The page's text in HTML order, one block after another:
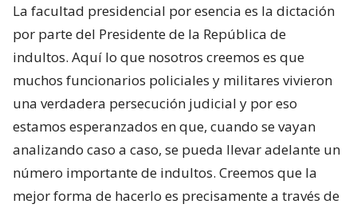
La facultad presidencial por esencia es la dictación
por parte del Presidente de la República de
indultos. Aquí lo que nosotros creemos es que
muchos funcionarios policiales y militares vivieron
una verdadera persecución judicial y por eso
estamos esperanzados en que, cuando se vayan
analizando caso a caso, se pueda llevar adelante un
número importante de indultos. Creemos que la
mejor forma de hacerlo es precisamente a través de